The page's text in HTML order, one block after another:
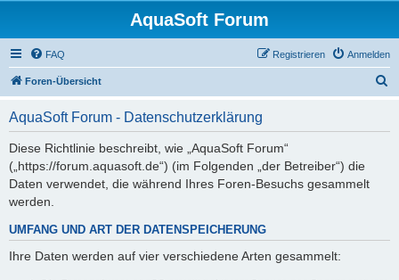
AquaSoft Forum
FAQ Anmelden
Registrieren
Foren-Übersicht
AquaSoft Forum - Datenschutzerklärung
Diese Richtlinie beschreibt, wie „AquaSoft Forum“
(„https://forum.aquasoft.de“) (im Folgenden „der Betreiber“) die
Daten verwendet, die während Ihres Foren-Besuchs gesammelt
werden.
UMFANG UND ART DER DATENSPEICHERUNG
Ihre Daten werden auf vier verschiedene Arten gesammelt: